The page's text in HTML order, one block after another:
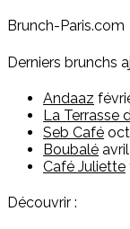
Brunch-Paris.com
Derniers brunchs
Andaaz
La Terrasse
Seb Café
Boubalé
Café Juliette
Découvrir :